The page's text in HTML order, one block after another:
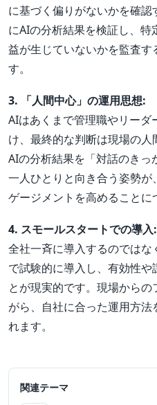
に基づく偏りがないかを確
にAIの分析結果を検証し、
益が生じていないかを監査
す。
3. 「人間中心」の運用思想:
AIはあくまで管理職やリー
け、最終的な判断は現場の人
AIの分析結果を「対話のきっ
一人ひとりと向き合う姿勢
ゲージメントを高めることに
4. スモールスタートでの導入:
全社一斉に導入するのでは
で試験的に導入し、有効性
とが現実的です。現場から
がら、自社に合った運用方
れます。
関連テーマ